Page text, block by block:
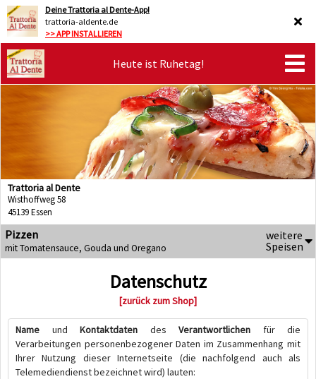
Deine Trattoria al Dente-App!
trattoria-aldente.de
>> APP INSTALLIEREN
Heute ist Ruhetag!
Trattoria al Dente
Wisthoffweg 58
45139 Essen
Pizzen
mit Tomatensauce, Gouda und Oregano
weitere
Speisen
Datenschutz
[zurück zum Shop]
Name und Kontaktdaten des Verantwortlichen für die
Verarbeitungen personenbezogener Daten im Zusammenhang mit
Ihrer Nutzung dieser Internetseite (die nachfolgend auch als
Telemediendienst bezeichnet wird) lauten: